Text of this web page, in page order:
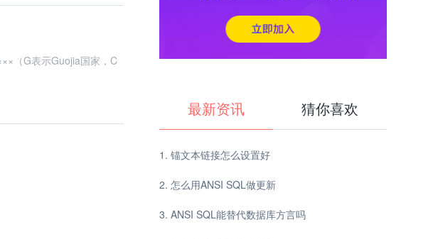
最新资讯 猜你喜欢
锚文本链接怎么设置好
怎么用ANSI SQL做更新
ANSI SQL能替代数据库方言吗